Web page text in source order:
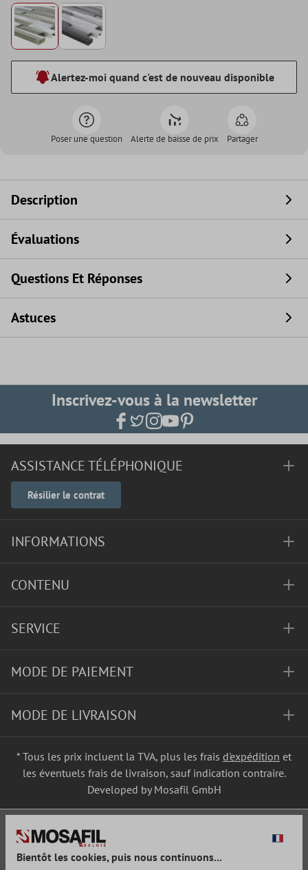
Alertez-moi quand c'est de nouveau disponible
Poser une question Alerte de baisse de prix Partager
Description
Évaluations
Questions Et Réponses
Astuces
Inscrivez-vous à la newsletter
ASSISTANCE TÉLÉPHONIQUE
Résilier le contrat
INFORMATIONS
CONTENU
SERVICE
MODE DE PAIEMENT
MODE DE LIVRAISON
* Tous les prix incluent la TVA, plus les frais d'expédition et
les éventuels frais de livraison, sauf indication contraire.
Developed by Mosafil GmbH
Bientôt les cookies, puis nous continuons...